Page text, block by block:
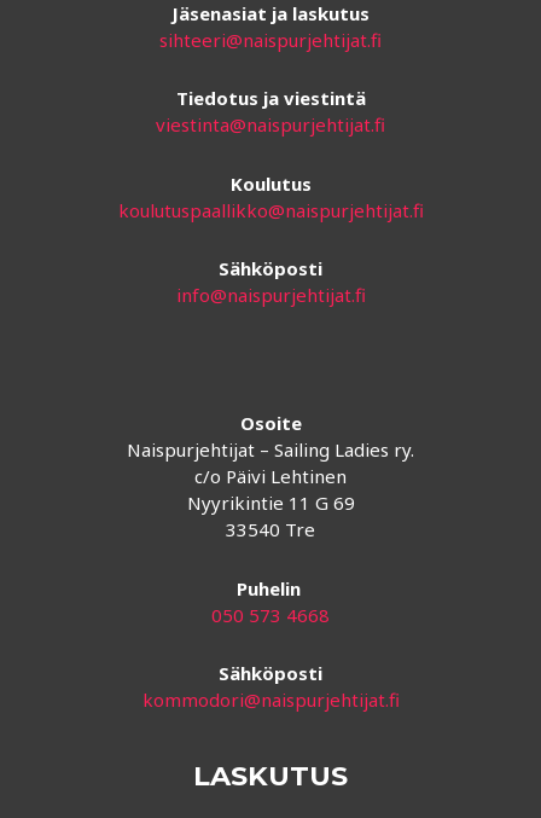
Jäsenasiat ja laskutus
sihteeri@naispurjehtijat.fi
Tiedotus ja viestintä
viestinta@naispurjehtijat.fi
Koulutus
koulutuspaallikko@naispurjehtijat.fi
Sähköposti
info@naispurjehtijat.fi
Osoite
Naispurjehtijat – Sailing Ladies ry.
c/o Päivi Lehtinen
Nyyrikintie 11 G 69
33540 Tre
Puhelin
050 573 4668
Sähköposti
kommodori@naispurjehtijat.fi
LASKUTUS